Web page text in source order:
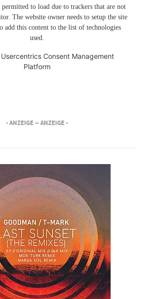
to load due to trackers that are not
The website owner needs to setup the site
add this content to the list of technologies
used.
Usercentrics Consent Management
Platform
- ANZEIGE -- ANZEIGE -